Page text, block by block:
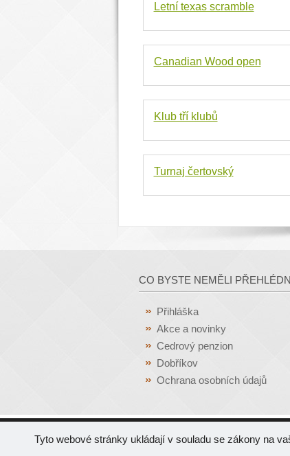
Letní texas scramble
Canadian Wood open
Klub tří klubů
Turnaj čertovský
CO BYSTE NEMĚLI
Přihláška
Akce a novinky
Cedrový penzion
Dobříkov
Ochrana osobních údajů
Copyright © 2013 Golfový
Tyto webové stránky ukládají v souladu se zákony na